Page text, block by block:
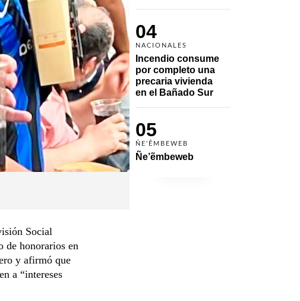
04
NACIONALES
Incendio consume
por completo una
precaria vivienda
en el Bañado Sur
05
ÑE'ẼMBEWEB
Ñe’ẽmbeweb
Social
de honorarios en
y afirmó que
a “intereses